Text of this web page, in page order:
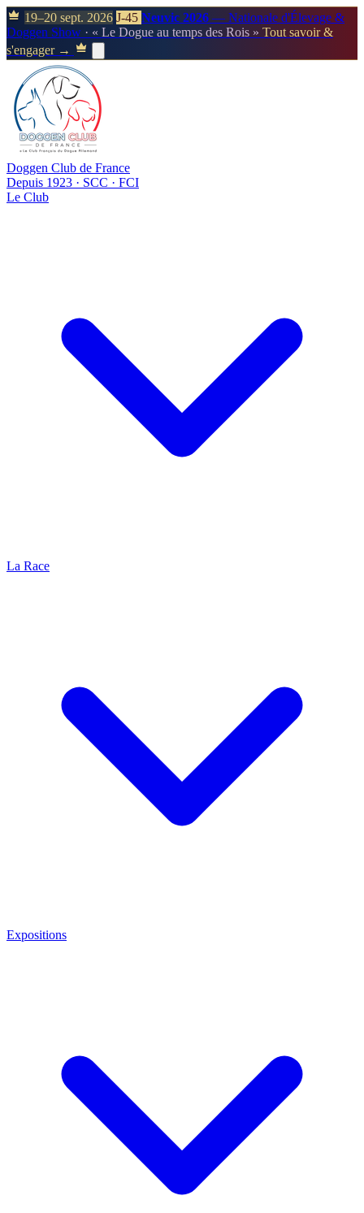
19–20 sept. 2026 J-45 Neuvic 2026 — Nationale d'Élevage &
Doggen Show · « Le Dogue au temps des Rois » Tout savoir &
s'engager →
Doggen Club de France
Depuis 1923 · SCC · FCI
Le Club
La Race
Expositions